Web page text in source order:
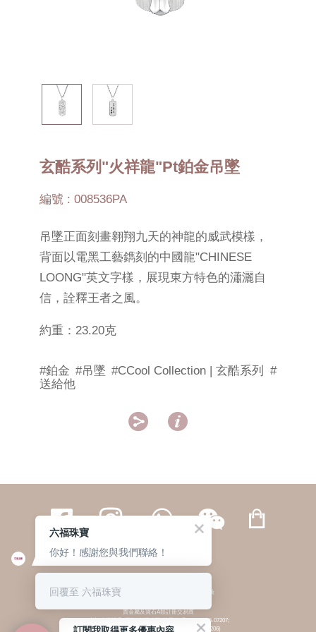
玄酷系列"火祥龍"Pt鉑金吊墜
編號 : 008536PA
吊墜正面刻畫翱翔九天的神龍的威武模樣，
背面以電黑工藝鐫刻的中國龍"CHINESE
LOONG"英文字樣，展現東方特色的瀟灑自
信，詮釋王者之風。
約重：23.20克
#鉑金 #吊墜 #CCool Collection | 玄酷系列
#
送給他
 
繁體 | 簡体
© 六福集團 版權所有 不得轉載 私隱政策
貴金屬及寶石A類註冊交易商
(六福企業禮品(國際)有限公司-註冊號碼:A-B-24-05-07207;
六福電子商貿有限公司-註冊號碼:A-B-24-05-07206)
六福珠寶
你好！感謝您與我們聯絡！
回覆至 六福珠寶